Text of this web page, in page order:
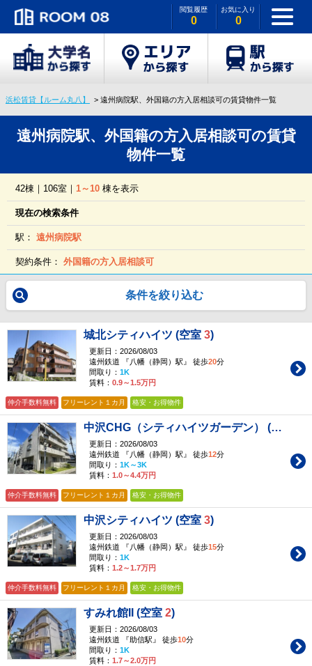
閲覧履歴
0
お気に入り
0
浜松賃貸【ルーム丸八】 遠州病院駅、外国籍の方入居相談可の賃貸物件一覧
遠州病院駅、外国籍の方入居相談可の賃貸
物件一覧
42棟｜106室｜ 1～10 棟を表示
現在の検索条件
駅：遠州病院駅
契約条件：外国籍の方入居相談可
条件を絞り込む
城北シティハイツ (空室 3)
更新日：2026/08/03
遠州鉄道 『八幡（静岡）駅』 徒歩20分
間取り： 1K
賃料： 0.9～1.5万円
仲介手数料無料 フリーレント１カ月 格安・お得物件
中沢CHG（シティハイツガーデン） (空室
更新日：2026/08/03
遠州鉄道 『八幡（静岡）駅』 徒歩12分
間取り： 1K～3K
賃料： 1.0～4.4万円
仲介手数料無料 フリーレント１カ月 格安・お得物件
中沢シティハイツ (空室 3)
更新日：2026/08/03
遠州鉄道 『八幡（静岡）駅』 徒歩15分
間取り： 1K
賃料： 1.2～1.7万円
仲介手数料無料 フリーレント１カ月 格安・お得物件
すみれ館II (空室 2)
更新日：2026/08/03
遠州鉄道 『助信駅』 徒歩10分
間取り： 1K
賃料： 1.7～2.0万円